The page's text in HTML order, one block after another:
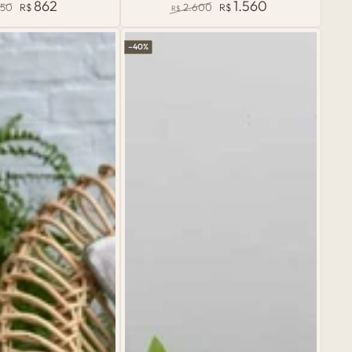
de
venda
R$ 862
Rattan
normal
R$ 2.600
de
R$1.560
–40%